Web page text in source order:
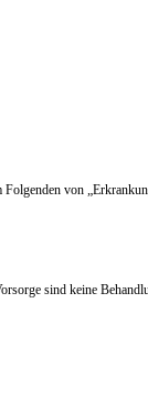
von
sind keine